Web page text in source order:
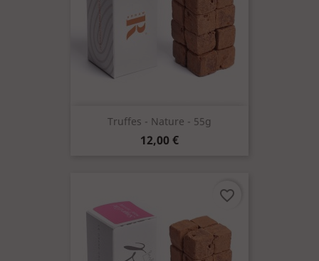
Truffes - Nature - 55g
Prix
12,00 €
favorite_border